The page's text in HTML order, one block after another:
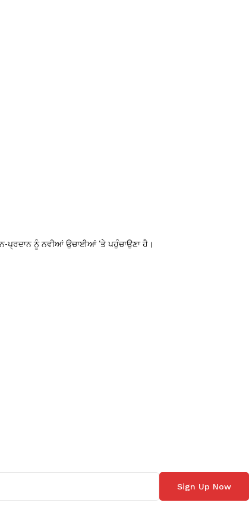
ਪ੍ਰਦਾਨ ਨੂੰ ਨਵੀਆਂ ਉਚਾਈਆਂ ’ਤੇ ਪਹੁੰਚਾਉਣਾ ਹੈ।